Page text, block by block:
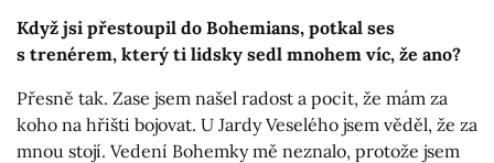
Když jsi přestoupil do Bohemians, potkal ses
s trenérem, který ti lidsky sedl mnohem víc, že ano?
Přesně tak. Zase jsem našel radost a pocit, že mám za
koho na hřišti bojovat. U Jardy Veselého jsem věděl, že za
mnou stojí. Vedení Bohemky mě neznalo, protože jsem